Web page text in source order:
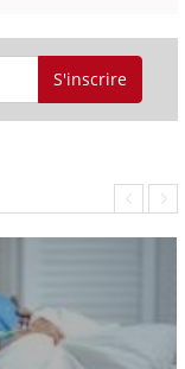
S'inscrire